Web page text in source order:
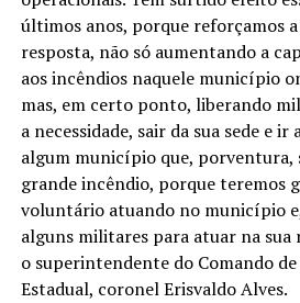
últimos anos, porque reforçamos
resposta, não só aumentando a
aos incêndios naquele município
mas, em certo ponto, liberando
a necessidade, sair da sua sede e
algum município que, porventura,
grande incêndio, porque teremos
voluntário atuando no município
alguns militares para atuar na sua
o superintendente do Comando de
Estadual, coronel Erisvaldo Alves.